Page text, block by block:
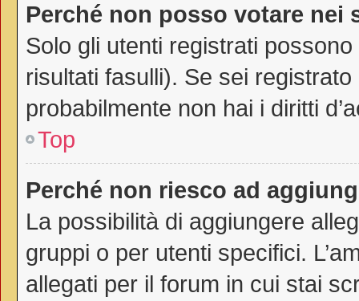
Perché non posso votare nei
Solo gli utenti registrati
risultati fasulli). Se sei
probabilmente non hai i diritti
Top
Perché non riesco ad
La possibilità di aggiungere
gruppi o per utenti specifici.
allegati per il forum in cui stai